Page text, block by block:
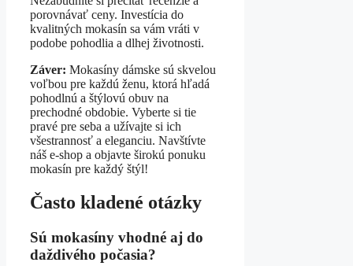
porovnávať ceny. Investícia do
kvalitných mokasín sa vám vráti v
podobe pohodlia a dlhej životnosti.
Záver: Mokasíny dámske sú skvelou
voľbou pre každú ženu, ktorá hľadá
pohodlnú a štýlovú obuv na
prechodné obdobie. Vyberte si tie
pravé pre seba a užívajte si ich
všestrannosť a eleganciu. Navštívte
náš e-shop a objavte širokú ponuku
mokasín pre každý štýl!
Často kladené otázky
Sú mokasíny vhodné aj do
daždivého počasia?